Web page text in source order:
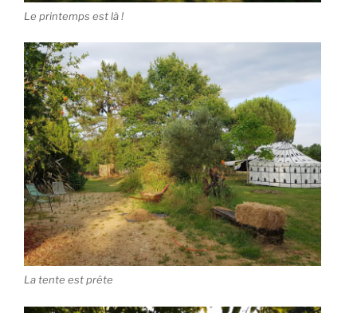
Le printemps est là !
La tente est prête